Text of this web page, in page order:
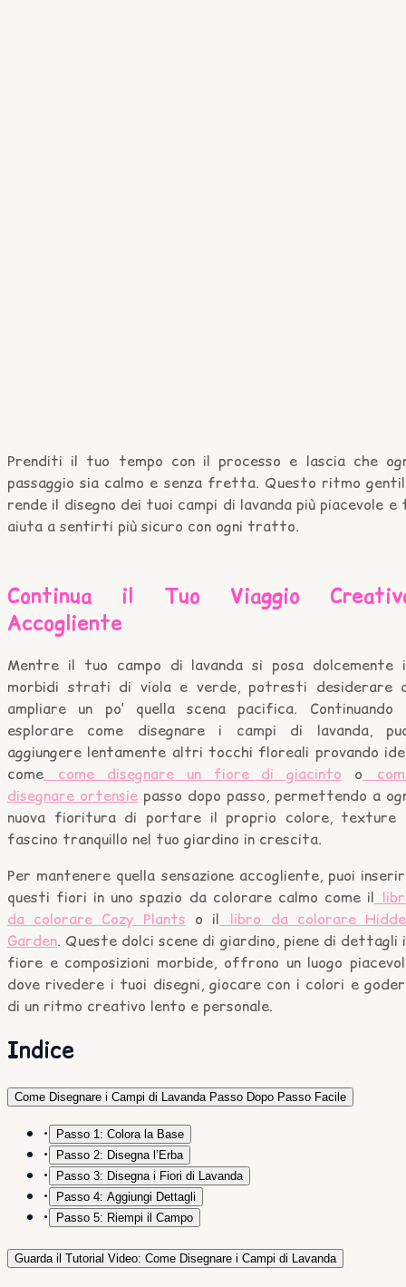
Prenditi il tuo tempo con il processo e lascia che
passaggio sia calmo e senza fretta. Questo ritmo
rende il disegno dei tuoi campi di lavanda più piacevole e
aiuta a sentirti più sicuro con ogni tratto.
Continua il Tuo Viaggio
Accogliente
Mentre il tuo campo di lavanda si posa dolcemente
morbidi strati di viola e verde, potresti desiderare
ampliare un po’ quella scena pacifica. Continuando
esplorare come disegnare i campi di lavanda,
aggiungere lentamente altri tocchi floreali provando
come
come disegnare un fiore di giacinto o
disegnare ortensie passo dopo passo, permettendo a
nuova fioritura di portare il proprio colore, texture
fascino tranquillo nel tuo giardino in crescita.
Per mantenere quella sensazione accogliente, puoi
questi fiori in uno spazio da colorare calmo come il
da colorare Cozy Plants o il
libro da colorare
Garden. Queste dolci scene di giardino, piene di dettagli
fiore e composizioni morbide, offrono un luogo
dove rivedere i tuoi disegni, giocare con i colori e
di un ritmo creativo lento e personale.
Indice
Come Disegnare i Campi di Lavanda Passo Dopo Passo Facile
• Passo 1: Colora la Base
• Passo 2: Disegna l’Erba
• Passo 3: Disegna i Fiori di Lavanda
• Passo 4: Aggiungi Dettagli
• Passo 5: Riempi il Campo
Guarda il Tutorial Video: Come Disegnare i Campi di Lavanda